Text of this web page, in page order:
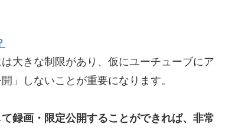
大きな制限があり、仮にユーチューブにア
」しないことが重要になります。
録画・限定公開することができれば、非常